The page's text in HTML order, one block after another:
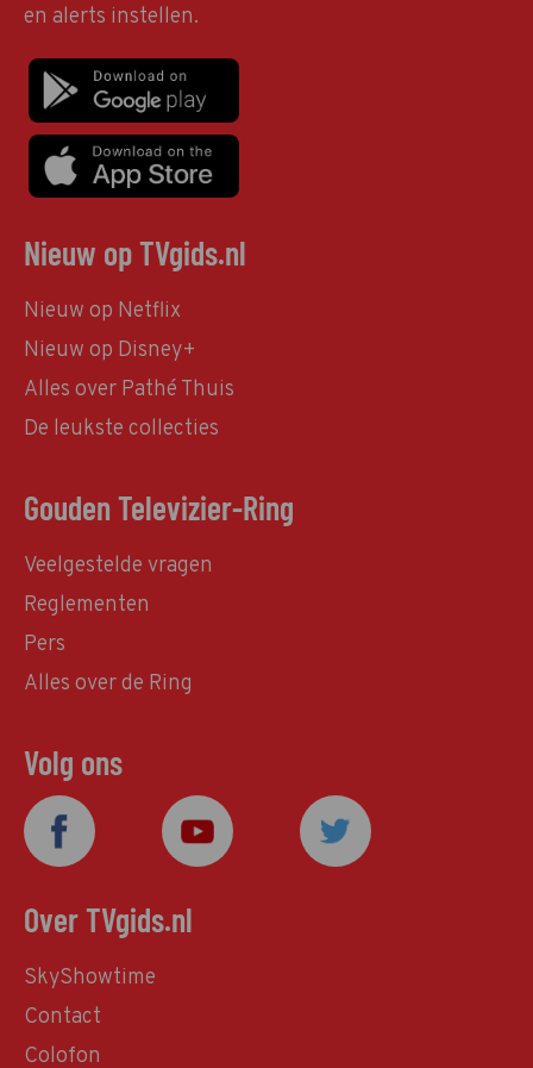
en alerts instellen.
Nieuw op TVgids.nl
Nieuw op Netflix
Nieuw op Disney+
Alles over Pathé Thuis
De leukste collecties
Gouden Televizier-Ring
Veelgestelde vragen
Reglementen
Pers
Alles over de Ring
Volg ons
Over TVgids.nl
SkyShowtime
Contact
Colofon